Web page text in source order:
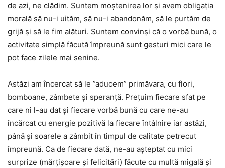
de azi, ne clădim. Suntem moștenirea lor și avem obligația
morală să nu-i uităm, să nu-i abandonăm, să le purtăm de
grijă și să le fim alături. Suntem convinși că o vorbă bună, o
activitate simplă făcută împreună sunt gesturi mici care le
pot face zilele mai senine.
Astăzi am încercat să le ”aducem” primăvara, cu flori,
bomboane, zâmbete și speranță. Prețuim fiecare sfat pe
care ni l-au dat și fiecare vorbă bună cu care ne-au
încărcat cu energie pozitivă la fiecare întâlnire iar astăzi,
până și soarele a zâmbit în timpul de calitate petrecut
împreună. Ca de fiecare dată, ne-au așteptat cu mici
surprize (mărțișoare și felicitări) făcute cu multă migală și